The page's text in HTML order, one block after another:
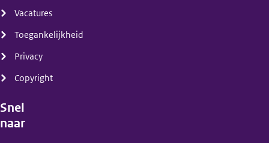
Vacatures
Toegankelijkheid
Privacy
Copyright
Snel
naar